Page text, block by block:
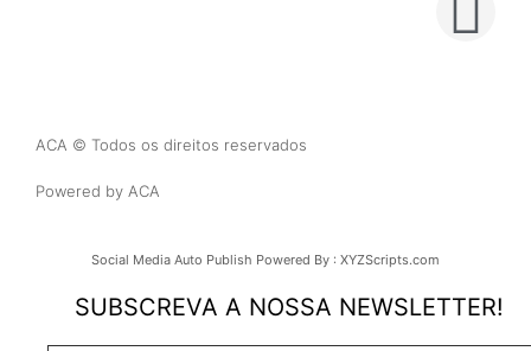
ACA © Todos os direitos reservados
Powered by ACA
Social Media Auto Publish Powered By : XYZScripts.com
SUBSCREVA A NOSSA NEWSLETTER!